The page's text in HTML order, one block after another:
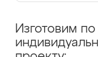
Изготовим по